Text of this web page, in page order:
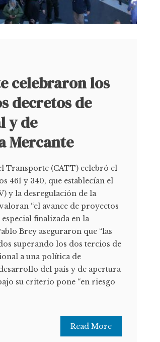
celebraron los
decretos de
y de
Mercante
Transporte (CATT) celebró el
461 y 340, que establecían el
y la desregulación de la
“el avance de proyectos
finalizada en la
Brey aseguraron que “las
superando los dos tercios de
a una política de
del país y de apertura
su criterio pone “en riesgo
Read More